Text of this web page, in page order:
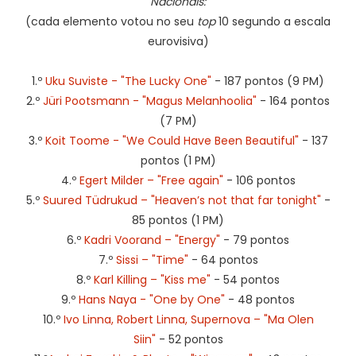
(cada elemento votou no seu top10 segundo a escala
eurovisiva)
1.º Uku Suviste - "The Lucky One" - 187 pontos (9 PM)
2.º Jüri Pootsmann - "Magus Melanhoolia" - 164 pontos
(7 PM)
3.º Koit Toome - "We Could Have Been Beautiful" - 137
pontos (1 PM)
4.º Egert Milder – "Free again" - 106 pontos
5.º Suured Tüdrukud – "Heaven’s not that far tonight" -
85 pontos (1 PM)
6.º Kadri Voorand – "Energy" - 79 pontos
7.º Sissi – "Time" - 64 pontos
8.º Karl Killing – "Kiss me" - 54 pontos
9.º Hans Naya - "One by One" - 48 pontos
10.º Ivo Linna, Robert Linna, Supernova – "Ma Olen
Siin" - 52 pontos